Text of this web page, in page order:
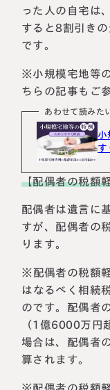
った人の自宅は
すると8割引き
です。
※小規模宅地等
ちらの記事もご
あわせて読みた
小
す
【配偶者の税額
配偶者は遺言に
すが、配偶者の
ります。
※配偶者の税額
はなるべく相続
のです。配偶者
（1億6000万円
場合は、配偶者
算されます。